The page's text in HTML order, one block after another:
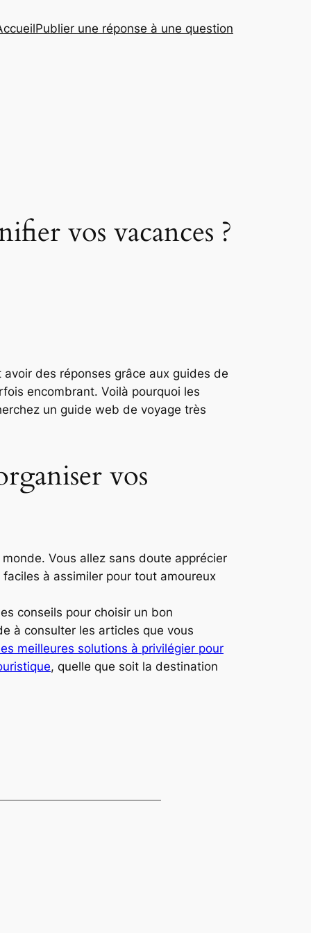
Publier une réponse à une question
vos vacances ?
des réponses grâce aux guides de
encombrant. Voilà pourquoi les
un guide web de voyage très
vos
Vous allez sans doute apprécier
à assimiler pour tout amoureux
conseils pour choisir un bon
à consulter les articles que vous
meilleures solutions à privilégier pour
, quelle que soit la destination